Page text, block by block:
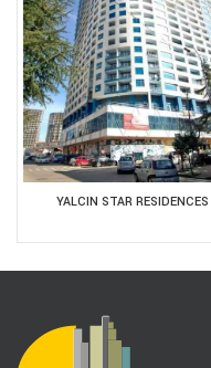
YALCIN STAR RESIDENCES